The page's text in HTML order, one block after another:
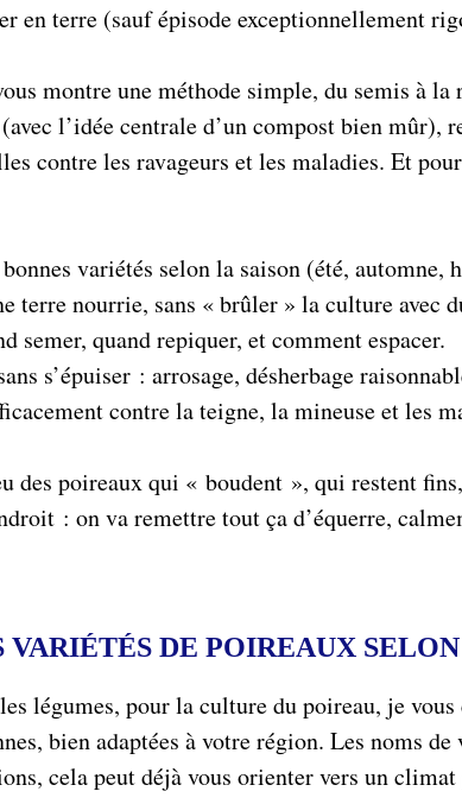
en terre (sauf épisode exceptionnellement
montre une méthode simple, du semis à
l’idée centrale d’un compost bien mûr),
contre les ravageurs et les maladies. Et
variétés selon la saison (été, automne,
terre nourrie, sans « brûler » la culture avec
semer, quand repiquer, et comment espacer.
s’épuiser : arrosage, désherbage
contre la teigne, la mineuse et les
des poireaux qui « boudent », qui restent
: on va remettre tout ça d’équerre,
VARIÉTÉS DE POIREAUX
légumes, pour la culture du poireau, je
bien adaptées à votre région. Les noms
cela peut déjà vous orienter vers un